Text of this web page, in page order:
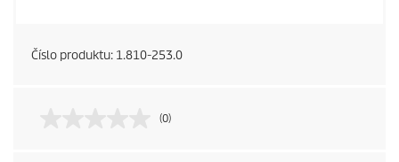
Číslo produktu: 1.810-253.0
(0)